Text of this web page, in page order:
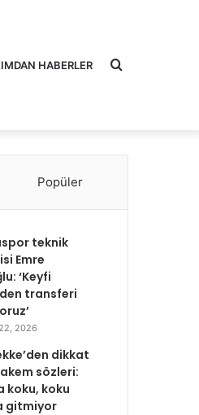
HABERLER Arama
Popüler
teknik
Emre
‘Keyfi
transferi
2026
dikkat
sözleri:
koku, koku
gitmiyor